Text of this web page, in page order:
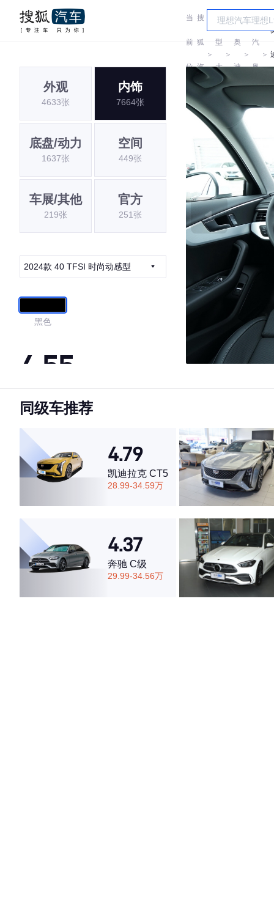
当
前
位
搜
狐
汽
＞
车
型
大
全
＞
奥
迪
＞
一
汽
奥
＞
外观
4633张
内饰
7664张
底盘/动力
1637张
空间
449张
车展/其他
219张
官方
251张
2024款 40 TFSI 时尚动感型
黑色
4.55
·外观表现一般，低于60%同级车
·空间表现一般，低于63%同级车
同级车推荐
4.79
凯迪拉克 CT5
28.99-34.59万
4.37
奔驰 C级
29.99-34.56万